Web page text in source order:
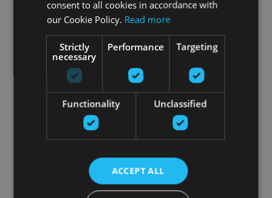
consent to all cookies in accordance with
our Cookie Policy. Read more
Strictly
necessary
Performance Targeting
Functionality Unclassified
ACCEPT ALL